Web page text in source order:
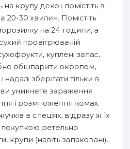
крупу деко і помістіть в
20-30 хвилин. Помістіть
на 24 години, а
провітрюваній
куплені запас,
обшпарити окропом,
зберігати тільки в
уникнете зараження
і розмноження комах.
в спеціях, відразу ж їх
ретельно
крупи (навіть запаковані).